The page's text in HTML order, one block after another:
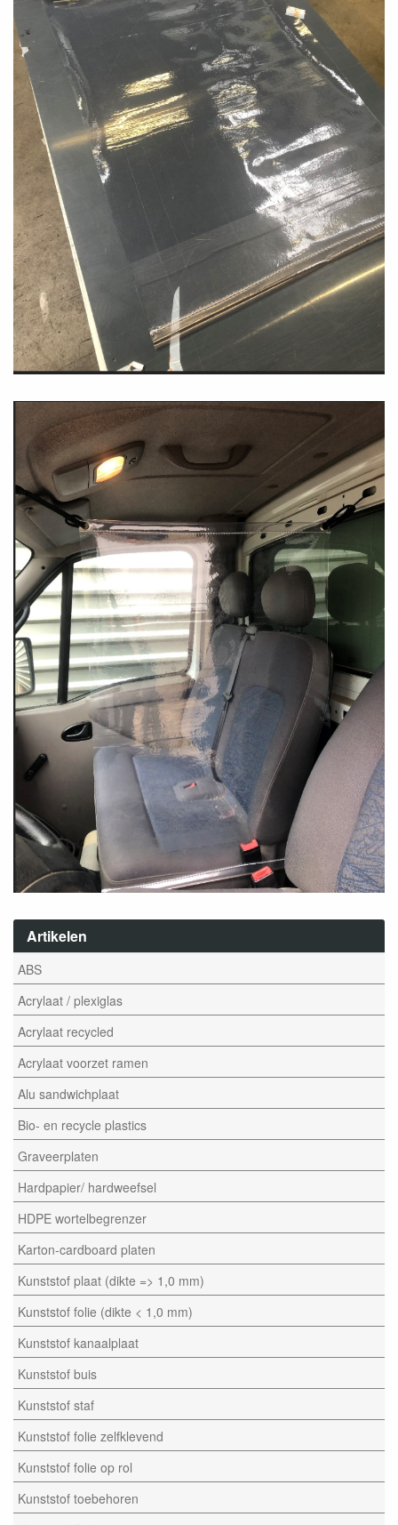
Artikelen
ABS
Acrylaat / plexiglas
Acrylaat recycled
Acrylaat voorzet ramen
Alu sandwichplaat
Bio- en recycle plastics
Graveerplaten
Hardpapier/ hardweefsel
HDPE wortelbegrenzer
Karton-cardboard platen
Kunststof plaat (dikte => 1,0 mm)
Kunststof folie (dikte < 1,0 mm)
Kunststof kanaalplaat
Kunststof buis
Kunststof staf
Kunststof folie zelfklevend
Kunststof folie op rol
Kunststof toebehoren